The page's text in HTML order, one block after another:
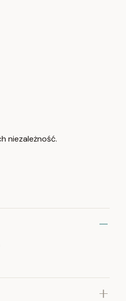
niezależność.